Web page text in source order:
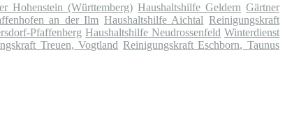
Hohenstein (Württemberg) Haushaltshilfe Geldern Gärtner
an der Ilm Haushaltshilfe Aichtal Reinigungskraft
Pfaffenberg Haushaltshilfe Neudrossenfeld Winterdienst
Treuen, Vogtland Reinigungskraft Eschborn, Taunus